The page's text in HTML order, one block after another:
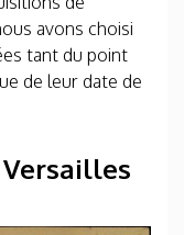
avons choisi
tant du point
de leur date de